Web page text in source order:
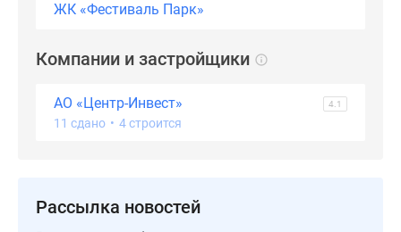
ЖК «Фестиваль Парк»
Компании и застройщики
АО «Центр-Инвест» 4.1
11 сдано • 4 строится
Рассылка новостей